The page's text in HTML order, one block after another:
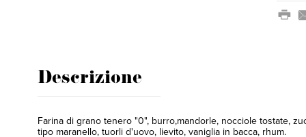
Descrizione
Farina di grano tenero "0", burro,mandorle, nocciole tostate,
tipo maranello, tuorli d'uovo, lievito, vaniglia in bacca, rhum.